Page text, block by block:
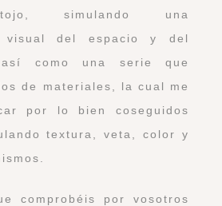
simulando una
visual del espacio y del
como una serie que
de materiales, la cual me
por lo bien coseguidos
textura, veta, color y
comprobéis por vosotros